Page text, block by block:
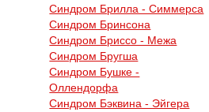
Синдром Брилла - Симмерса
Синдром Бринсона
Синдром Бриссо - Межа
Синдром Бругша
Синдром Бушке -
Оллендорфа
Синдром Бэквина - Эйгера